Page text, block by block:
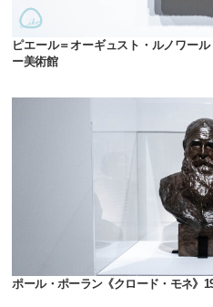
ピエール＝オーギュスト・ルノワー
ー美術館
ポール・ポーラン《クロード・モネ》